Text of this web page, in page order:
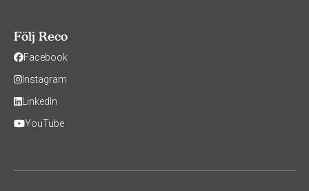
Följ Reco
Facebook
Instagram
LinkedIn
YouTube